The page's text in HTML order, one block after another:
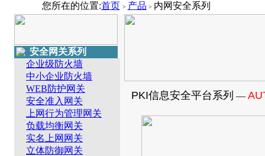
您所在的位置:首页 > 产品 > 内网安全系列
安全网关系列
企业级防火墙
中小企业防火墙
WEB防护网关
安全准入网关
上网行为管理网关
负载均衡网关
实名上网网关
立体防御网关
PKI信息安全平台系列 —